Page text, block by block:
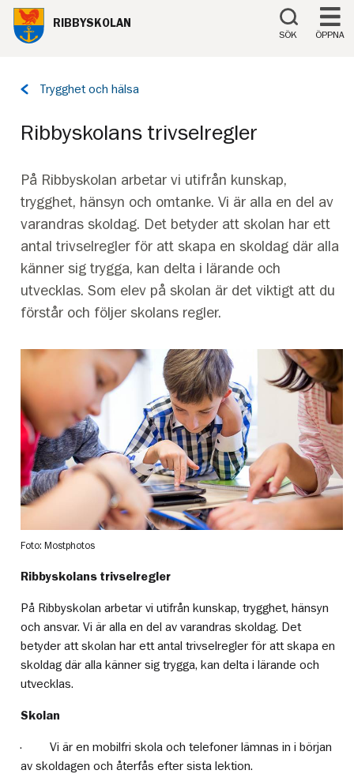
Till innehåll på sidan
RIBBYSKOLAN
SÖK ÖPPNA
Tillbaka
Trygghet och hälsa
Ribbyskolans trivselregler
På Ribbyskolan arbetar vi utifrån kunskap,
trygghet, hänsyn och omtanke. Vi är alla en del av
varandras skoldag. Det betyder att skolan har ett
antal trivselregler för att skapa en skoldag där alla
känner sig trygga, kan delta i lärande och
utvecklas. Som elev på skolan är det viktigt att du
förstår och följer skolans regler.
Foto: Mostphotos
Ribbyskolans trivselregler
På Ribbyskolan arbetar vi utifrån kunskap, trygghet, hänsyn
och ansvar. Vi är alla en del av varandras skoldag. Det
betyder att skolan har ett antal trivselregler för att skapa en
skoldag där alla känner sig trygga, kan delta i lärande och
utvecklas.
Skolan
· Vi är en mobilfri skola och telefoner lämnas in i början
av skoldagen och återfås efter sista lektion.